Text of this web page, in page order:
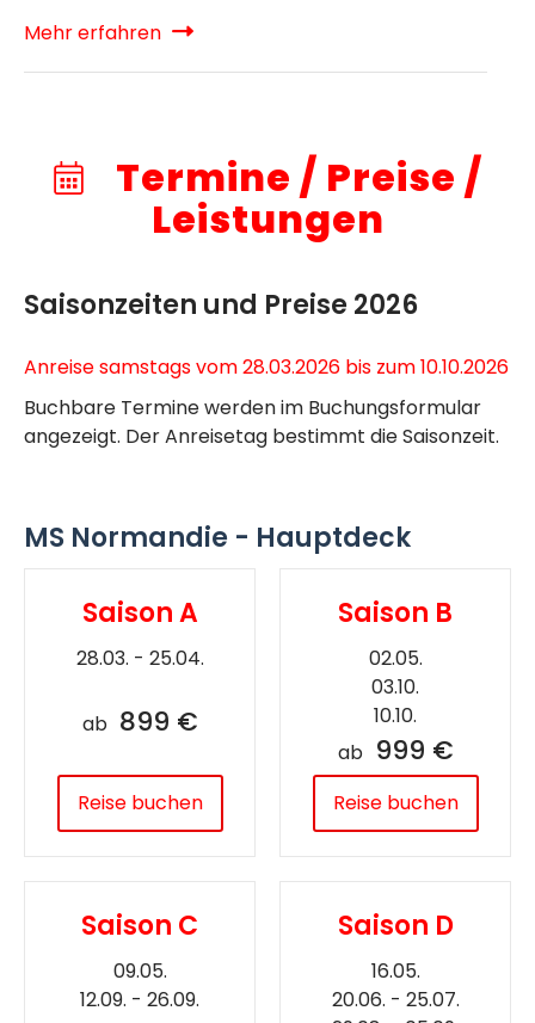
Mehr erfahren
Termine / Preise /
Leistungen
Saisonzeiten und Preise 2026
Anreise samstags vom 28.03.2026 bis zum 10.10.2026
Buchbare Termine werden im Buchungsformular
angezeigt. Der Anreisetag bestimmt die Saisonzeit.
MS Normandie - Hauptdeck
Saison A
28.03. - 25.04.
ab 899 €
Reise buchen
Saison B
02.05.
03.10.
10.10.
ab 999 €
Reise buchen
Saison C
09.05.
12.09. - 26.09.
Saison D
16.05.
20.06. - 25.07.